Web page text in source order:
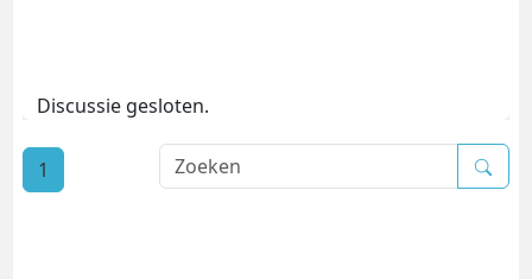
Discussie gesloten.
1